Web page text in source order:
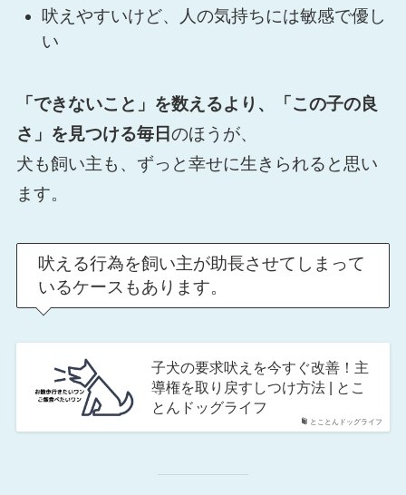
吠えやすいけど、人の気持ちには敏感で優し
い
「できないこと」を数えるより、「この子の良
さ」を見つける毎日のほうが、
犬も飼い主も、ずっと幸せに生きられると思い
ます。
吠える行為を飼い主が助長させてしまって
いるケースもあります。
とことんドッグライフ
子犬の要求吠えを今すぐ改善！主
導権を取り戻すしつけ方法 | とこ
とんドッグライフ